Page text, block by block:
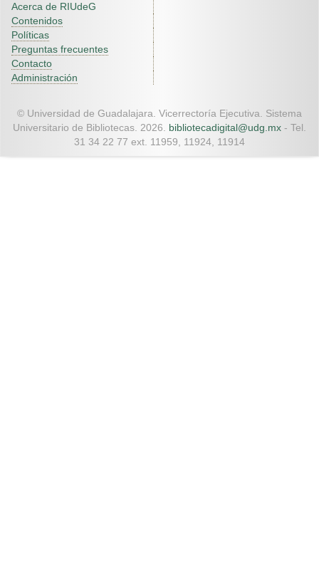
Acerca de RIUdeG
Contenidos
Políticas
Preguntas frecuentes
Contacto
Administración
© Universidad de Guadalajara. Vicerrectoría Ejecutiva. Sistema
Universitario de Bibliotecas. 2026. bibliotecadigital@udg.mx - Tel.
31 34 22 77 ext. 11959, 11924, 11914